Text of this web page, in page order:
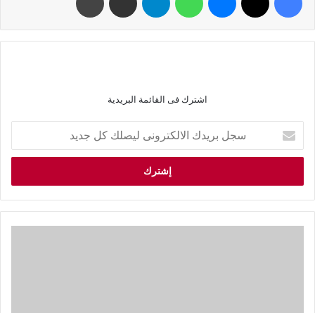
اشترك فى القائمة البريدية